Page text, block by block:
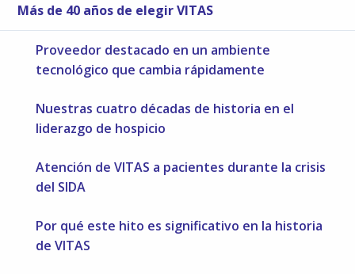
Más de 40 años de elegir VITAS
Proveedor destacado en un ambiente
tecnológico que cambia rápidamente
Nuestras cuatro décadas de historia en el
liderazgo de hospicio
Atención de VITAS a pacientes durante la crisis
del SIDA
Por qué este hito es significativo en la historia
de VITAS